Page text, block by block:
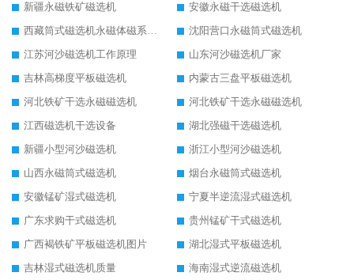
新疆永磁铁矿磁选机
安徽永磁干选磁选机
西藏筒式磁选机永磁体磁系设计
沈阳营口永磁筒式磁选机
江苏河沙磁选机工作原理
山东河沙磁选机厂家
吉林高梯度平板磁选机
内蒙古三盘平板磁选机
河北铁矿干选永磁磁选机
河北铁矿干选永磁磁选机
江西磁选机干选设备
湖北强磁干选磁选机
新疆小型河沙磁选机
浙江小型河沙磁选机
山西永磁筒式磁选机
烟台永磁筒式磁选机
安徽锰矿湿式磁选机
宁夏半逆流湿式磁选机
广东求购干式磁选机
贵州锰矿干式磁选机
广西褐铁矿平板磁选机图片
湖北湿式平板磁选机
吉林湿式磁选机质量
海南湿式逆流磁选机